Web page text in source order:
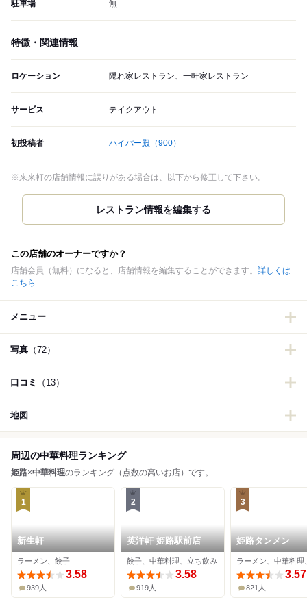
駐車場 無
特徴・関連情報
ロケーション 隠れ家レストラン、一軒家レストラン
サービス テイクアウト
初投稿者 ハイパー殿 （900）
※来来軒の店舗情報に誤りがある場合は、以下から修正して下さい。
この店舗のオーナーですか？
店舗会員（無料）になると、店舗情報を編集することができます。 詳しくは
こちら
メニュー
写真 （72）
口コミ （13）
地図
周辺の中華料理ランキング
姫路×中華料理のランキング（点数の高いお店）です。
1
新生軒
ラーメン、餃子
3.58
939人
2
英洋軒 姫路駅前店
餃子、中華料理、立ち飲み
3.58
919人
3
姫路タンメン
ラーメン、中華料理
3.57
821人